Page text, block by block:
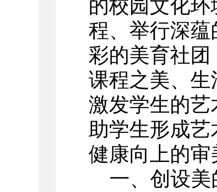
的校园文化
程、举行深
彩的美育社
课程之美、
激发学生的
助学生形成
健康向上的审
一、创设美